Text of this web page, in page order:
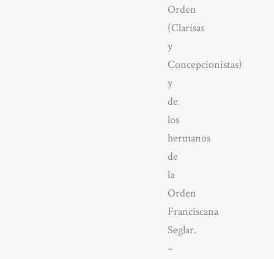
Orden
(Clarisas
y
Concepcionistas)
y
de
los
hermanos
de
la
Orden
Franciscana
Seglar.
–